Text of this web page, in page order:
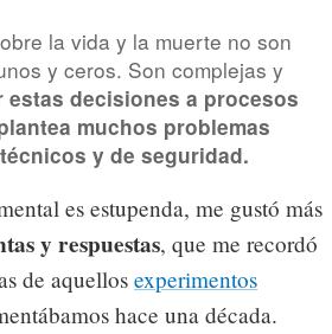
la vida y la muerte no son
y ceros. Son complejas y
estas decisiones a procesos
muchos problemas
y de seguridad.
es estupenda, me gustó más
y respuestas, que me recordó
de aquellos experimentos
hace una década.